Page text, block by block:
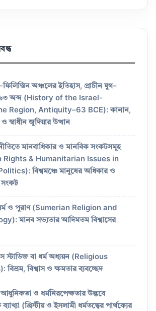
অঞ্চলের ইতিহাস, প্রাচীন যুগ–
৬৩ অব্দ (History of the Israel-
Region, Antiquity–63 BCE): কানান,
স্বাধীন জুদিয়ার উত্থান
মানবাধিকার ও মানবিক সংকটসমূহ
Rights & Humanitarian Issues in
বিশ্বমঞ্চে মানুষের অধিকার ও
সংকট
ও পুরাণ (Sumerian Religion and
মানব সভ্যতার আদিমতম বিশ্বাসের
স্টাডিজ বা ধর্ম অধ্যয়ন (Religious
বিশ্বাস ও ক্ষমতার ব্যবচ্ছেদ
আধুনিকতা ও ধর্মনিরপেক্ষতার উদ্ভবে
ব্যাখ্যা (খ্রিস্টীয় ও ইসলামী ধর্মতত্ত্বের পার্থক্যের